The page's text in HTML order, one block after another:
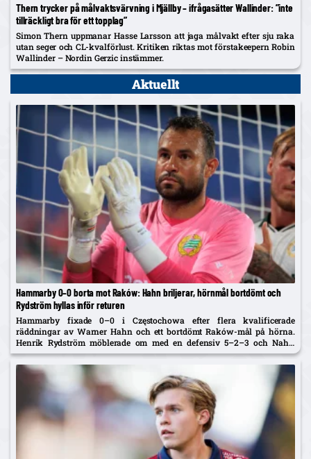
Thern trycker på målvaktsvärvning i Mjällby – ifrågasätter Wallinder: ”inte
tillräckligt bra för ett topplag”
Simon Thern uppmanar Hasse Larsson att jaga målvakt efter sju raka
utan seger och CL-kvalförlust. Kritiken riktas mot förstakeepern Robin
Wallinder – Nordin Gerzic instämmer.
Aktuellt
Hammarby 0–0 borta mot Raków: Hahn briljerar, hörnmål bortdömt och
Rydström hyllas inför returen
Hammarby fixade 0–0 i Częstochowa efter flera kvalificerade
räddningar av Warner Hahn och ett bortdömt Raków-mål på hörna.
Henrik Rydström möblerade om med en defensiv 5–2–3 och Nahir
Besara som falsk nia – och får beröm av spelarna. Returen spelas...